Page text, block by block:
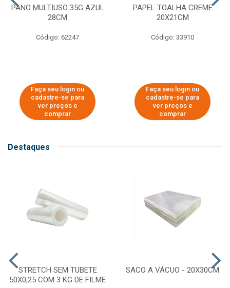
PANO MULTIUSO 35G AZUL
28CM
Código: 62247
Faça seu login ou
cadastre-se para
ver preços e
comprar
PAPEL TOALHA CREME
20X21CM
Código: 33910
Faça seu login ou
cadastre-se para
ver preços e
comprar
Destaques
STRETCH SEM TUBETE
50X0,25 COM 3 KG DE FILME
SACO A VÁCUO - 20X30CM